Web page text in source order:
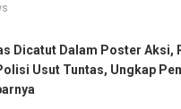
Dicatut Dalam Poster Aksi,
Usut Tuntas, Ungkap